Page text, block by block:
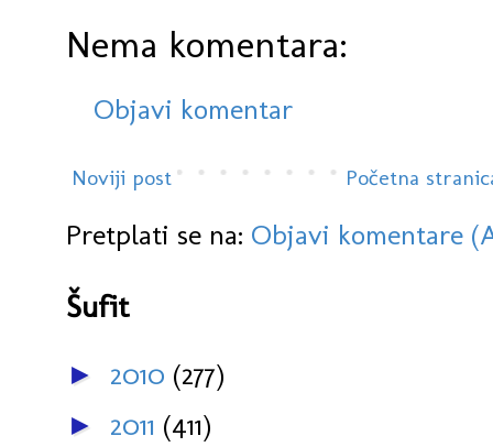
Nema komentara:
Objavi komentar
Noviji post Početna
Pretplati se na: Objavi komentare
Šufit
► 2010 (277)
► 2011 (411)